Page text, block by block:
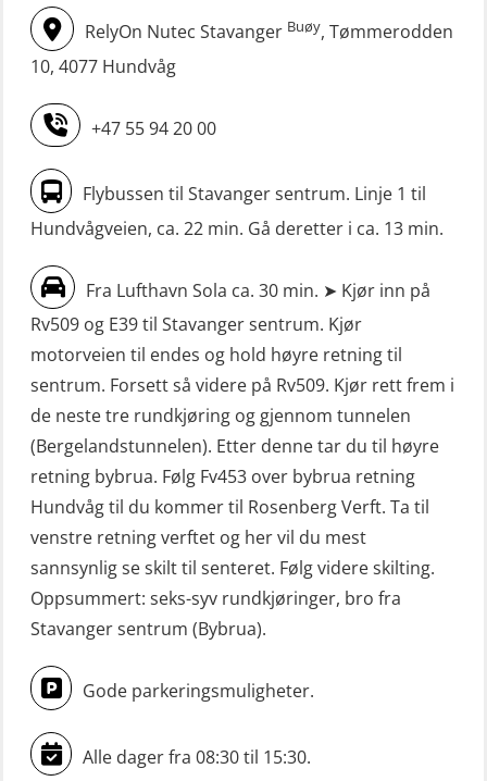
m/E-læring (OSEBLE006)
Livbåtfører fritt fall FF48 repetisjon
Livbåtfører grunnkurs m/E-læring
FF1200 (OSE1424)
Livbåtfører grunnkurs m/E-læring
FF1200 simulator (OSEBLE007)
Livbåtfører grunnkurs m/E-læring
FF48 og FF1000D (OSEBLE004)
Livbåtfører grunnkurs m/E-læring
Konvensjonell livbåt (OSEBLE005)
Livbåtfører konvensjonell livbåt –
grunnleggende (OSE135)
Livbåtfører konvensjonell repetisjon
(OSE1361)
Livbåtfører konvertering til FF48 inkl.
repetisjon (OSE106)
Livbåtfører sliskelivbåt repetisjon
(OSE1301)
grunnleggende (OSE129)
STCW oppgradering for
maskinoffiserer uten fartstid 66 t
(MBS125)
Sikkerhetskurs for ansatte på
oppdrettsanlegg (LBS100)
Sjøfolk med særskilte sikringsplikter
(MBS1191)
Ulykkesgransking – Webinar (LSP103)
VHF / SRC 2 dager (ORC104)
Videregående sikkerhetsopplæring
for skipsoffiserer (MBS100)
RelyOn Nutec Stavanger Buøy, Tømmerodden
10, 4077 Hundvåg
+47 55 94 20 00
Flybussen til Stavanger sentrum. Linje 1 til
Hundvågveien, ca. 22 min. Gå deretter i ca. 13 min.
Fra Lufthavn Sola ca. 30 min. ➤ Kjør inn på
Rv509 og E39 til Stavanger sentrum. Kjør
motorveien til endes og hold høyre retning til
sentrum. Forsett så videre på Rv509. Kjør rett frem i
de neste tre rundkjøring og gjennom tunnelen
(Bergelandstunnelen). Etter denne tar du til høyre
retning bybrua. Følg Fv453 over bybrua retning
Hundvåg til du kommer til Rosenberg Verft. Ta til
venstre retning verftet og her vil du mest
sannsynlig se skilt til senteret. Følg videre skilting.
Oppsummert: seks-syv rundkjøringer, bro fra
Stavanger sentrum (Bybrua).
Gode parkeringsmuligheter.
Alle dager fra 08:30 til 15:30.